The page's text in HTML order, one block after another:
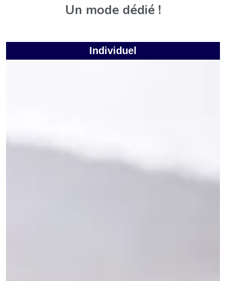
Un mode dédié !
Individuel